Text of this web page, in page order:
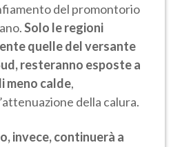
del promontorio
Solo le regioni
quelle del versante
resteranno esposte a
calde,
della calura.
invece, continuerà a